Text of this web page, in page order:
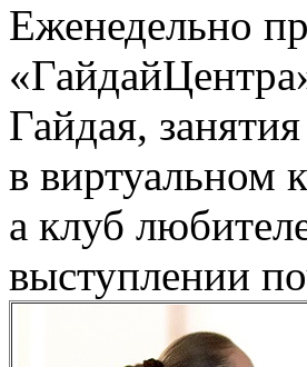
Еженедельно
Гайдая,
в виртуальном
а клуб
выступлении